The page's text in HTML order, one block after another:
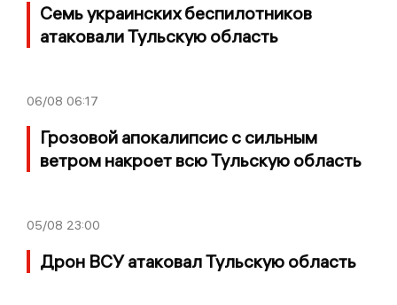
Семь украинских беспилотников
атаковали Тульскую область
06/08 06:17
Грозовой апокалипсис с сильным
ветром накроет всю Тульскую область
05/08 23:00
Дрон ВСУ атаковал Тульскую область